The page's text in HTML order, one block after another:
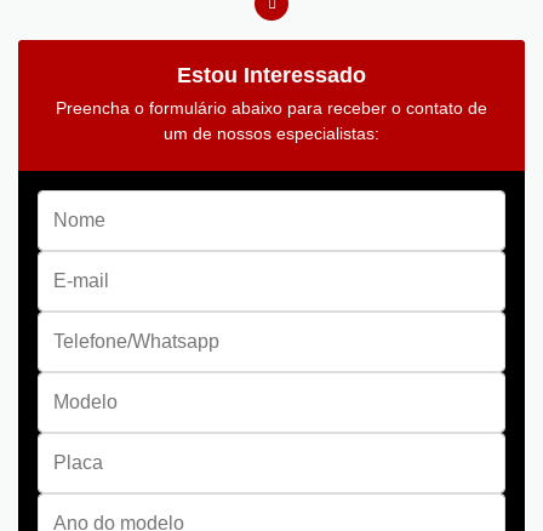
Estou Interessado
Preencha o formulário abaixo para receber o contato de
um de nossos especialistas: